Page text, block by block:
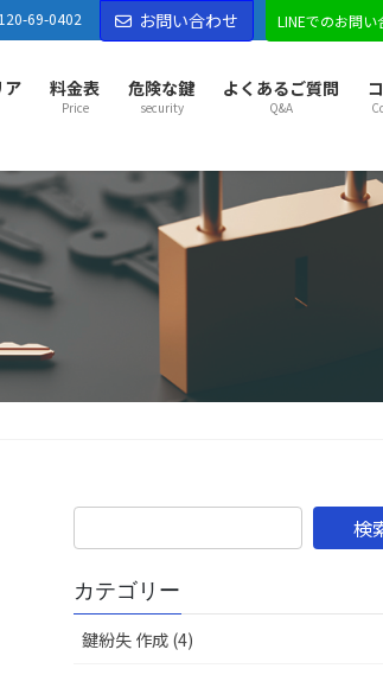
69-0402 お問い合わせ LINEでのお問い
ア
日部市センター
日部市越谷市 草加市八潮市
吉川市
須市 久喜市幸手市宮代町杉戸町松伏町
松戸市
山市
古河市 五霞町境町
越市センター
越市東松山市 坂戸市鶴ヶ島市
呂山町
谷市センター
谷市秩父市 深谷市
上里町寄居町
木市足利市伊勢崎市太田市館林市邑楽郡
料金表
Price
危険な鍵
security
よくあるご質問
Q&A
カテゴリー
鍵紛失 作成 (4)